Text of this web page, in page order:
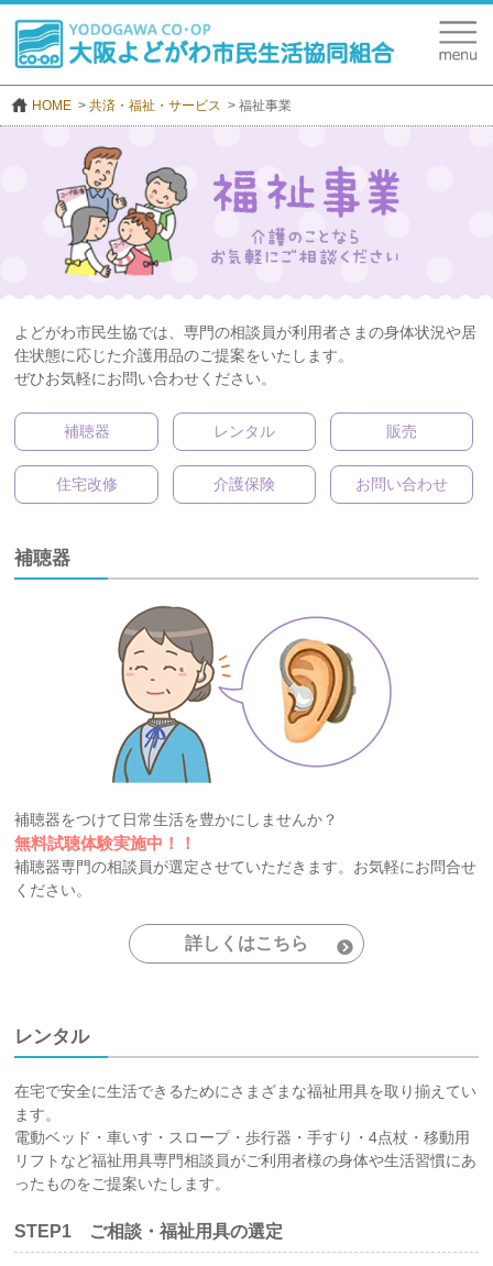
HOME 共済・福祉・サービス 福祉事業
よどがわ市民生協では、専門の相談員が利用者さまの身体状況や居
住状態に応じた介護用品のご提案をいたします。
ぜひお気軽にお問い合わせください。
補聴器 レンタル 販売
住宅改修 介護保険 お問い合わせ
補聴器
補聴器をつけて日常生活を豊かにしませんか？
無料試聴体験実施中！！
補聴器専門の相談員が選定させていただきます。お気軽にお問合せ
ください。
詳しくはこちら
レンタル
在宅で安全に生活できるためにさまざまな福祉用具を取り揃えてい
ます。
電動ベッド・車いす・スロープ・歩行器・手すり・4点杖・移動用
リフトなど福祉用具専門相談員がご利用者様の身体や生活習慣にあ
ったものをご提案いたします。
STEP1 ご相談・福祉用具の選定